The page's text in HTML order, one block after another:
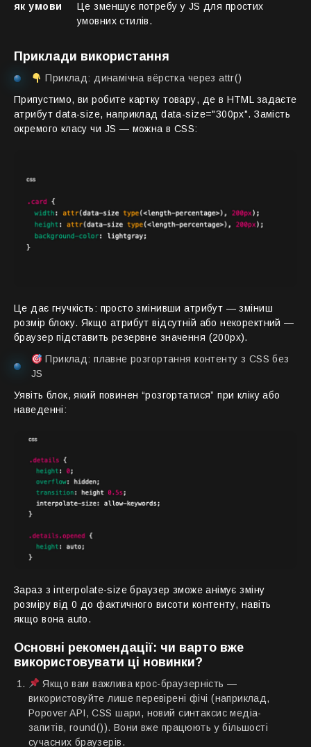
як умови
Це зменшує потребу у JS для простих
умовних стилів.
Приклади використання
Приклад: динамічна вёрстка через attr()
Припустимо, ви робите картку товару, де в HTML задаєте
атрибут data-size, наприклад data-size="300px". Замість
окремого класу чи JS — можна в CSS:
Це дає гнучкість: просто змінивши атрибут — зміниш
розмір блоку. Якщо атрибут відсутній або некоректний —
браузер підставить резервне значення (200px).
Приклад: плавне розгортання контенту з CSS без
JS
Уявіть блок, який повинен “розгортатися” при кліку або
наведенні:
Зараз з interpolate-size браузер зможе анімує зміну
розміру від 0 до фактичного висоти контенту, навіть
якщо вона auto.
Основні рекомендації: чи варто вже
використовувати ці новинки?
Якщо вам важлива крос-браузерність —
використовуйте лише перевірені фічі (наприклад,
Popover API, CSS шари, новий синтаксис медіа-
запитів, round()). Вони вже працюють у більшості
сучасних браузерів.